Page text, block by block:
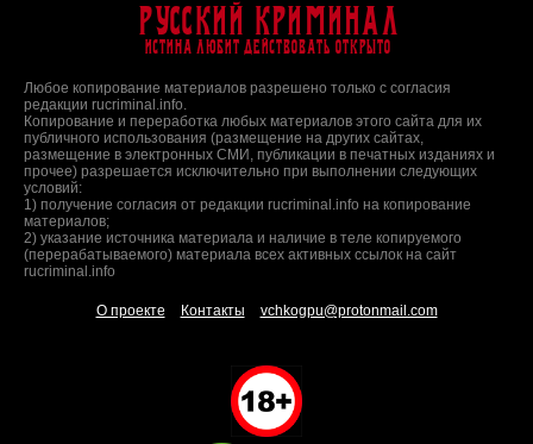
Русский Криминал
Истина любит действовать открыто
Любое копирование материалов разрешено только с согласия
редакции rucriminal.info.
Копирование и переработка любых материалов этого сайта для их
публичного использования (размещение на других сайтах,
размещение в электронных СМИ, публикации в печатных изданиях и
прочее) разрешается исключительно при выполнении следующих
условий:
1) получение согласия от редакции rucriminal.info на копирование
материалов;
2) указание источника материала и наличие в теле копируемого
(перерабатываемого) материала всех активных ссылок на сайт
rucriminal.info
О проекте Контакты vchkogpu@protonmail.com